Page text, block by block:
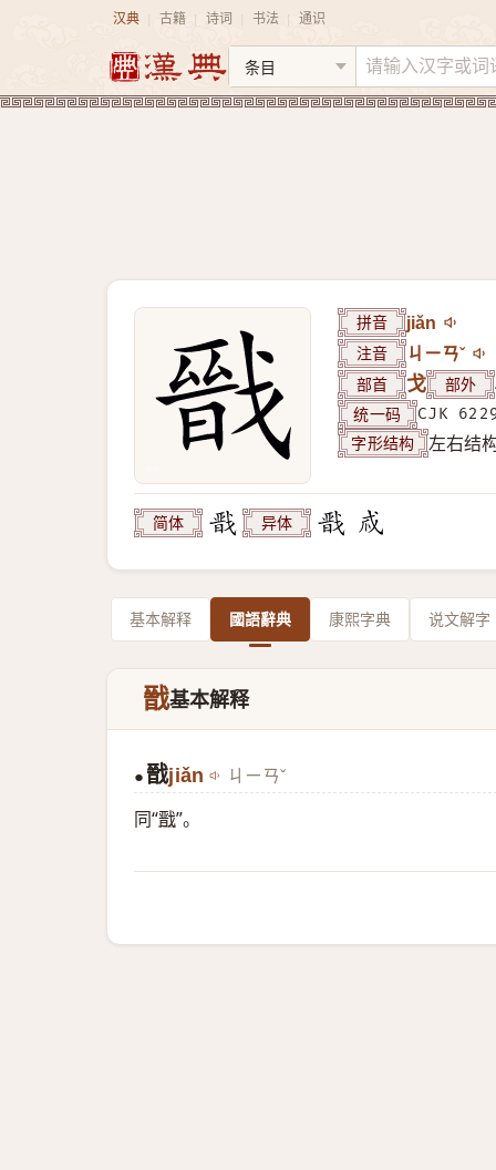
汉典 古籍 诗词 书法 通识
拼音 jiǎn
注音 ㄐㄧㄢˇ
部首 戈 部外
统一码 CJK
字形结构 左右结
简体 异体
基本解释 國語辭典 康熙字典 说文解字
戩基本解释
● 戩jiǎn ㄐㄧㄢˇ
同“戬”。